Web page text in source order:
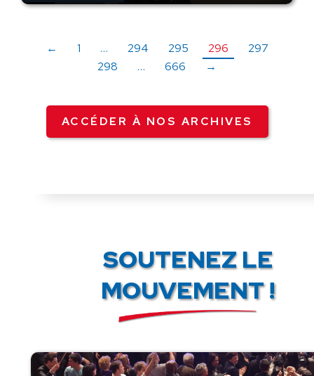
← 1 … 294 295 296
297
298
… 666 →
ACCÉDER À NOS ARCHIVES
SOUTENEZ LE
MOUVEMENT !